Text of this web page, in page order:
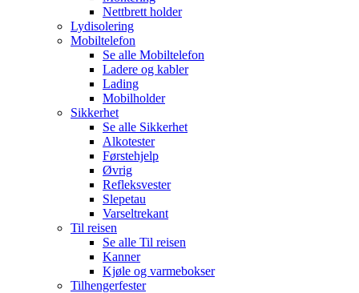
Nettbrett holder
Lydisolering
Mobiltelefon
Se alle Mobiltelefon
Ladere og kabler
Lading
Mobilholder
Sikkerhet
Se alle Sikkerhet
Alkotester
Førstehjelp
Øvrig
Refleksvester
Slepetau
Varseltrekant
Til reisen
Se alle Til reisen
Kanner
Kjøle og varmebokser
Tilhengerfester